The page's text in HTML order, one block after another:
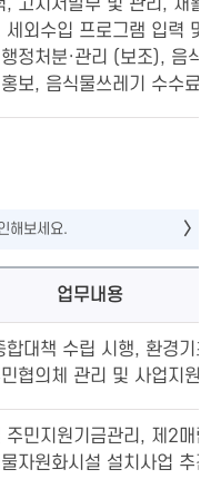
, 고지서발부 및 관리, 재활
세외수입 프로그램 입력 및
정처분·관리 (보조), 음식
보, 음식물쓰레기 수수료
업무내용
합대책 수립 시행, 환경기초
협의체 관리 및 사업지원
주민지원기금관리, 제2매립
자원화시설 설치사업 추진